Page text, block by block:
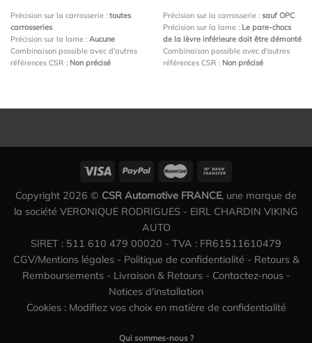
Précision sur la carrosserie : toutes
carrosseries
Précision sur la lame : Aucune
Combinaison possible avec d'autres
références CSR : Non précisé
Précision sur la carrosserie : sauf OPC
Précision sur la lame : Le pare-chocs
de la lèvre inférieure doit être démonté
Combinaison possible avec d'autres
références CSR : Non précisé
Copyright 2026 © CSR Automotive FRANCE, une marque de
la société VERONIQUE RODRIGUES - EIRL CHARDIN VIKING
AUTO
SIRET : 511 610 479 00020 - TVA : FR61511610479
CGV/Mentions légales- Politique de confidentialité - Retours &
Remboursements- Livraison & Retours- Contactez-nous-
Notices d'installation
Cookies : Modifiez vos choix en matière de confidentialité
Qui sommes-nous ?